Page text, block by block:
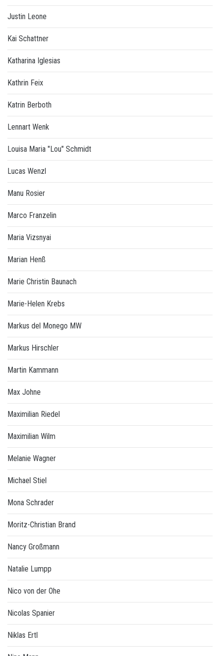
Justin Leone
Kai Schattner
Katharina Iglesias
Kathrin Feix
Katrin Berboth
Lennart Wenk
Louisa Maria "Lou" Schmidt
Lucas Wenzl
Manu Rosier
Marco Franzelin
Maria Vizsnyai
Marian Henß
Marie Christin Baunach
Marie-Helen Krebs
Markus del Monego MW
Markus Hirschler
Martin Kammann
Max Johne
Maximilian Riedel
Maximilian Wilm
Melanie Wagner
Michael Stiel
Mona Schrader
Moritz-Christian Brand
Nancy Großmann
Natalie Lumpp
Nico von der Ohe
Nicolas Spanier
Niklas Ertl